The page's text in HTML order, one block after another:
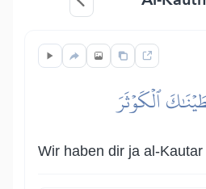
ٱلۡكَوۡثَرَ
Wir haben dir ja al-